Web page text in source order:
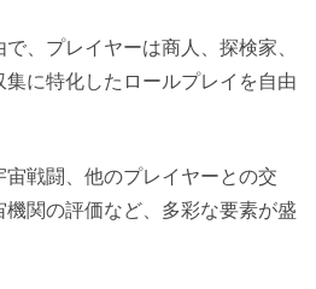
、プレイヤーは商人、探検家、
に特化したロールプレイを自由
戦闘、他のプレイヤーとの交
関の評価など、多彩な要素が盛